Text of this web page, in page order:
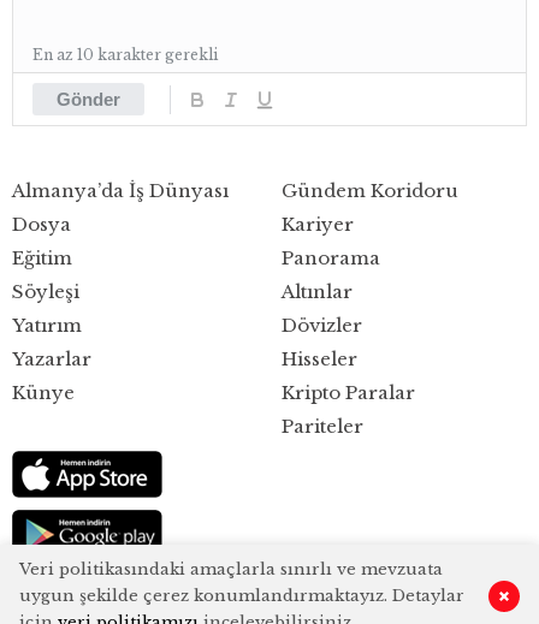
0
Gönder
En az 10 karakter gerekli
Almanya’da İş Dünyası
Dosya
Eğitim
Gündem Koridoru
Kariyer
Panorama
Söyleşi
Yatırım
Yazarlar
Künye
Altınlar
Dövizler
Hisseler
Kripto Paralar
Pariteler
Veri politikasındaki amaçlarla sınırlı ve mevzuata
uygun şekilde çerez konumlandırmaktayız. Detaylar